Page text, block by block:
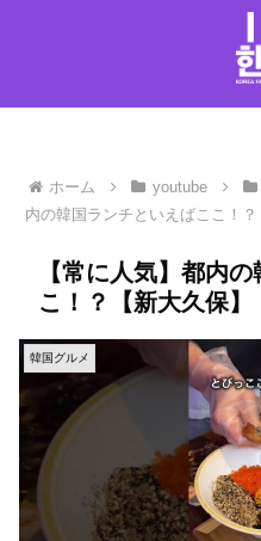
ホーム youtube
内の韓国ランチといえばここ！？
【常に人気】都内
こ！？【新大久保】
韓国グルメ